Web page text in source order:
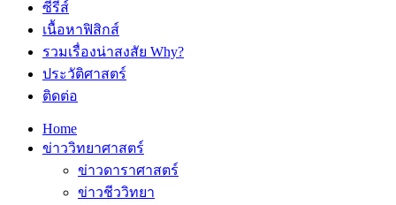
ซีรีส์
เนื้อหาฟิสิกส์
รวมเรื่องน่าสงสัย Why?
ประวัติศาสตร์
ติดต่อ
Home
ข่าววิทยาศาสตร์
ข่าวดาราศาสตร์
ข่าวชีววิทยา